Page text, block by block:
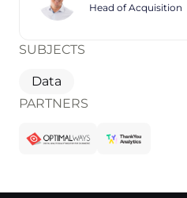
Head of Acquisition
SUBJECTS
Data
PARTNERS